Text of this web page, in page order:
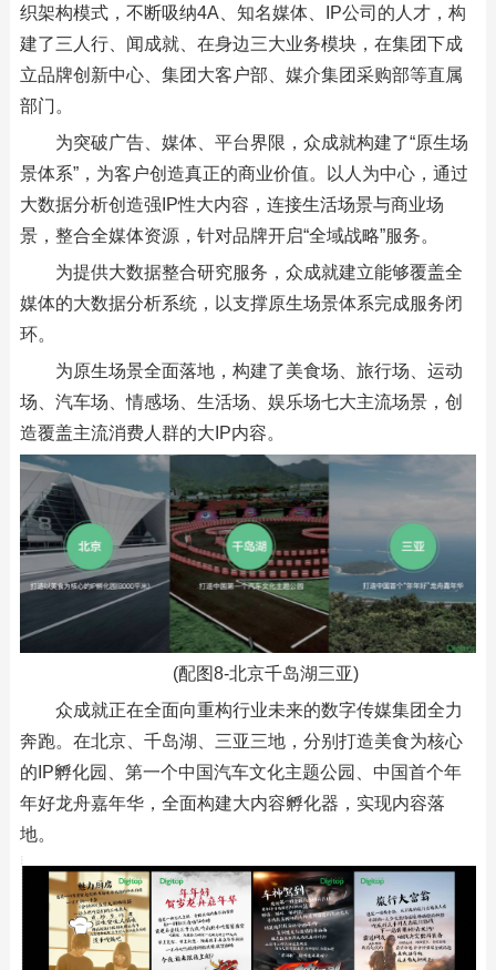
织架构模式，不断吸纳4A、知名媒体、IP公司的人才，构
建了三人行、闻成就、在身边三大业务模块，在集团下成
立品牌创新中心、集团大客户部、媒介集团采购部等直属
部门。
为突破广告、媒体、平台界限，众成就构建了“原生场
景体系”，为客户创造真正的商业价值。以人为中心，通过
大数据分析创造强IP性大内容，连接生活场景与商业场
景，整合全媒体资源，针对品牌开启“全域战略”服务。
为提供大数据整合研究服务，众成就建立能够覆盖全
媒体的大数据分析系统，以支撑原生场景体系完成服务闭
环。
为原生场景全面落地，构建了美食场、旅行场、运动
场、汽车场、情感场、生活场、娱乐场七大主流场景，创
造覆盖主流消费人群的大IP内容。
(配图8-北京千岛湖三亚)
众成就正在全面向重构行业未来的数字传媒集团全力
奔跑。在北京、千岛湖、三亚三地，分别打造美食为核心
的IP孵化园、第一个中国汽车文化主题公园、中国首个年
年好龙舟嘉年华，全面构建大内容孵化器，实现内容落
地。